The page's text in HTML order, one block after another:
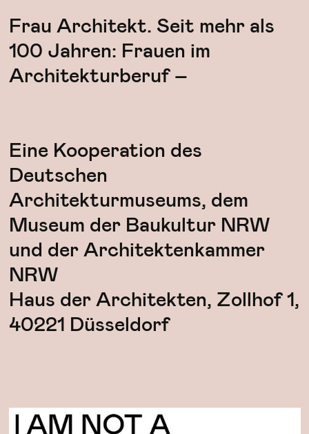
Frau Architekt. Seit mehr als
100 Jahren: Frauen im
Architekturberuf –
Eine Kooperation des
Deutschen
Architekturmuseums, dem
Museum der Baukultur NRW
und der Architektenkammer
NRW
Haus der Architekten, Zollhof 1,
40221 Düsseldorf